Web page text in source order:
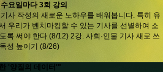
요일마다 3회 강의
사 작성의 새로운 노하우를 배워봅니다. 특히 유
우리가 벤치마킹할 수 있는 기사를 선별하여 소
록 써야 한다 (8/12) 2강. 사회·인물 기사 새로 쓰
성 높이기 (8/26)
'양질의 데이터'"